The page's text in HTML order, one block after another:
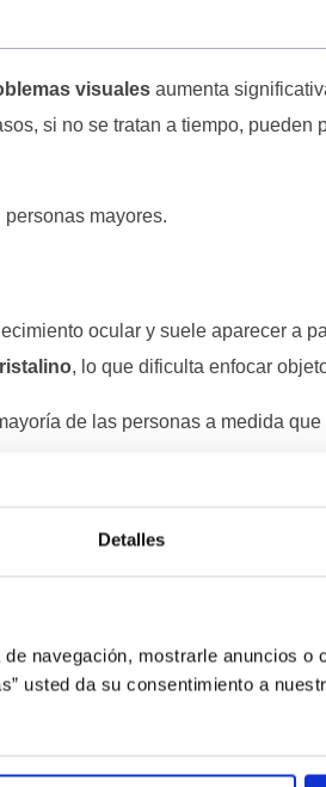
Detalles
navegación, mostrarle anuncios o
usted da su consentimiento a
visuales aumenta
si no se tratan a tiempo, pueden
mayores.
ocular y suele aparecer a
, lo que dificulta enfocar
de las personas a medida
por el envejecimiento, las gafas y las
multifocales que permiten corregir
mayores​
de 60 años y una de las